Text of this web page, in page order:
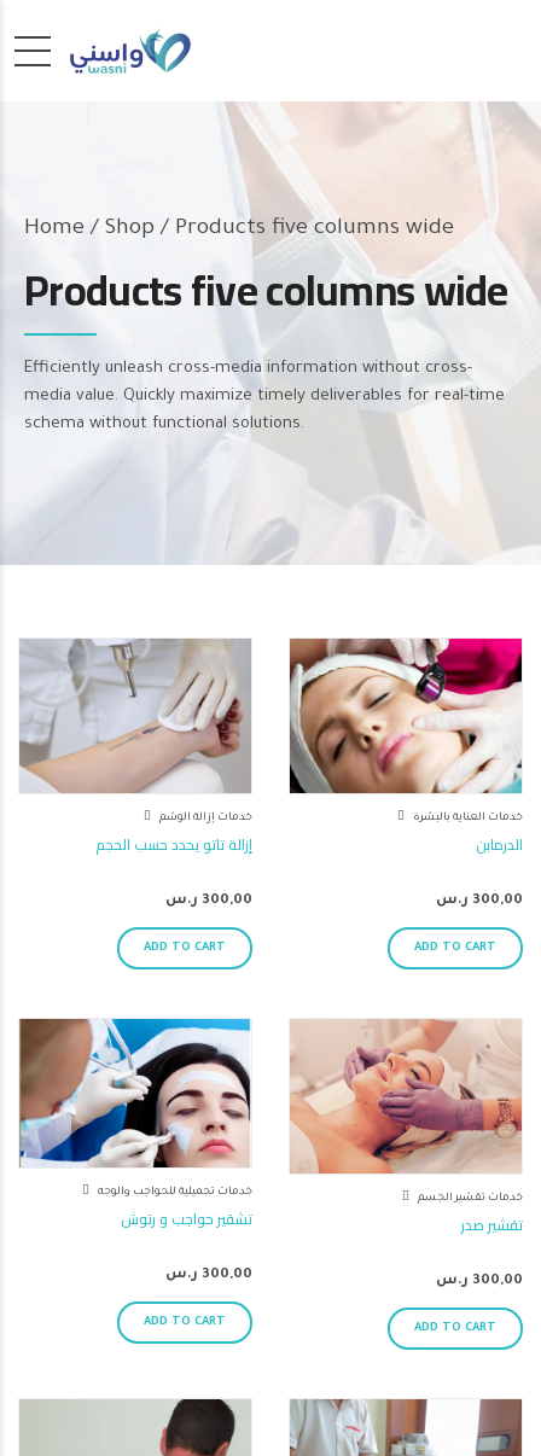
Home Shop / Products five columns wide
Products five columns wide
Efficiently unleash cross-media information without cross-
media value. Quickly maximize timely deliverables for real-time
schema without functional solutions.
خدمات إزالة الوشم
إزالة تاتو يحدد حسب الحجم
300,00 ر.س
ADD TO CART
خدمات العناية بالبشرة
الدرمابن
300,00 ر.س
ADD TO CART
خدمات تجميلية للحواجب والوجه
تشقير حواجب و رتوش
300,00 ر.س
ADD TO CART
خدمات تقشير الجسم
تقشير صدر
300,00 ر.س
ADD TO CART